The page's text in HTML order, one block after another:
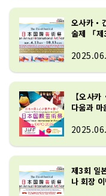
오사카・
술제 「제
【오사
다움과
제3회 일
나 회장